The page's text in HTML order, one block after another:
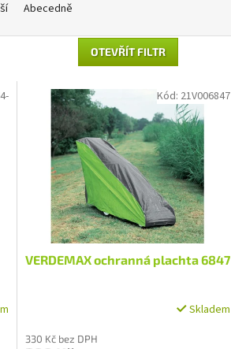
Abecedně
OTEVŘÍT FILTR
VERDEMAX ochranná plachta 6847
Skladem
330 Kč bez DPH
Kód: 21V006847